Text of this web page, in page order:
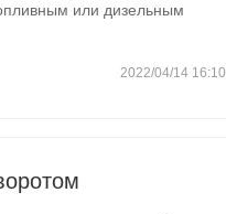
или дизельным
фабриках…
2022/04/14 16:10